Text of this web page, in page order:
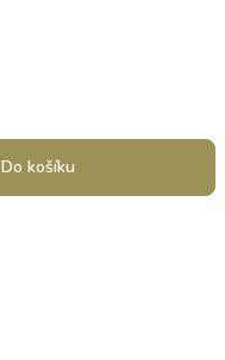
Do košíku